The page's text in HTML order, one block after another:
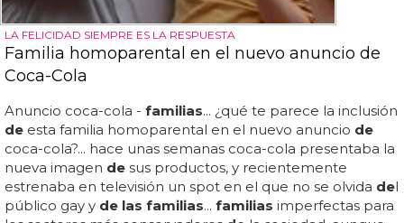
LA FELICIDAD SIEMPRE ES LA RESPUESTA
Familia homoparental en el nuevo anuncio de
Coca-Cola
Anuncio coca-cola - familias... ¿qué te parece la inclusión
de esta familia homoparental en el nuevo anuncio de
coca-cola?... hace unas semanas coca-cola presentaba la
nueva imagen de sus productos, y recientemente
estrenaba en televisión un spot en el que no se olvida del
público gay y de las familias... familias imperfectas para